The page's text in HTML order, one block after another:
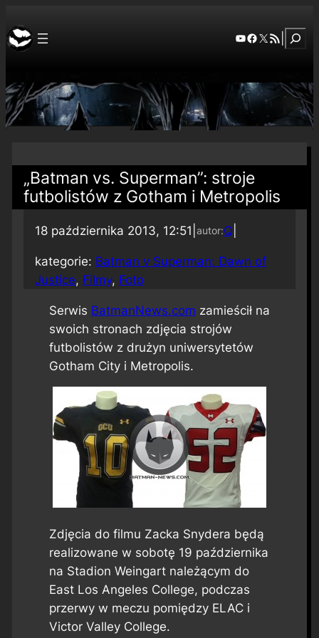
YouTube
Facebook
X RSS Feed
„Batman vs. Superman”: stroje
futbolistów z Gotham i Metropolis
18 października 2013, 12:51 autor:Q
kategorie: Batman v Superman: Dawn of
Justice, Filmy, Foto
Serwis BatmanNews.com zamieścił na
swoich stronach zdjęcia strojów
futbolistów z drużyn uniwersytetów
Gotham City i Metropolis.
Zdjęcia do filmu Zacka Snydera będą
realizowane w sobotę 19 października
na Stadion Weingart należącym do
East Los Angeles College, podczas
przerwy w meczu pomiędzy ELAC i
Victor Valley College.